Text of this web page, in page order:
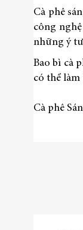
Cà phê
công
những ý
Bao bì cà
có thể
Cà phê